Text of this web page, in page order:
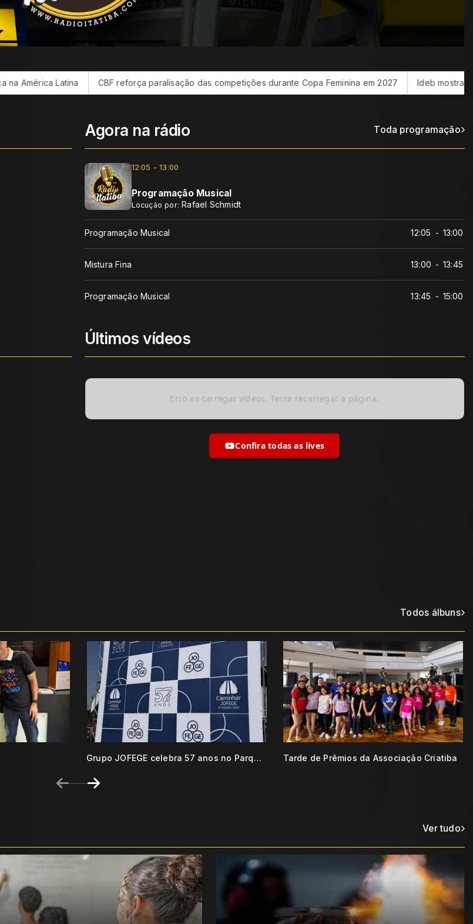
CBF reforça paralisação das competições durante Copa Feminina em 2027 Ideb mostra avanço da
Agora na rádio Toda programação
12:05 - 13:00
Programação Musical
Locução por: Rafael Schmidt
Programação Musical 12:05 - 13:00
Mistura Fina 13:00 - 13:45
Programação Musical 13:45 - 15:00
Últimos vídeos
Erro ao carregar vídeos. Tente recarregar a página.
Confira todas as lives
Todos álbuns
Grupo JOFEGE celebra 57 anos no Parque da Juventude Tarde de Prêmios da Associação Criatiba
Ver tudo